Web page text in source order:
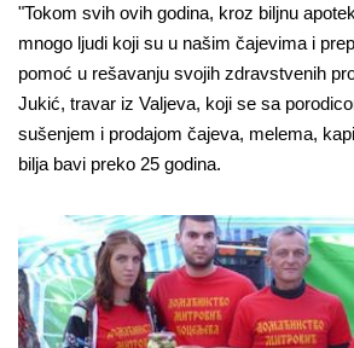
"Tokom svih ovih godina, kroz biljnu
mnogo ljudi koji su u našim čajevima i
pomoć u rešavanju svojih zdravstvenih
Jukić, travar iz Valjeva, koji se sa
sušenjem i prodajom čajeva, melema,
bilja bavi preko 25 godina.